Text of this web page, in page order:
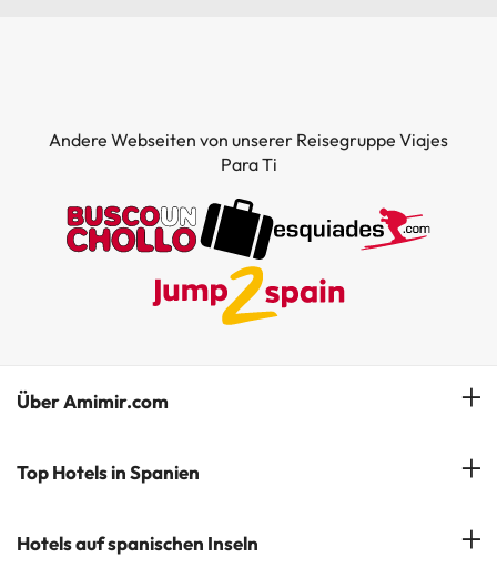
Andere Webseiten von unserer Reisegruppe Viajes
Para Ti
Über Amimir.com
Unser Team
Newsletter abonnieren
Top Hotels in Spanien
Hotels in Salou
Hotels auf spanischen Inseln